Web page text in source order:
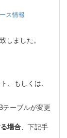
ス情報
しました。
、もしくは、
ーブルが変更
場合、下記手